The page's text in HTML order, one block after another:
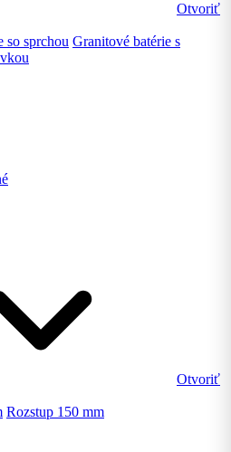
Otvoriť
so sprchou Granitové batérie s
Otvoriť
Rozstup 150 mm